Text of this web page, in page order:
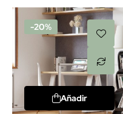
-20%
Añadir